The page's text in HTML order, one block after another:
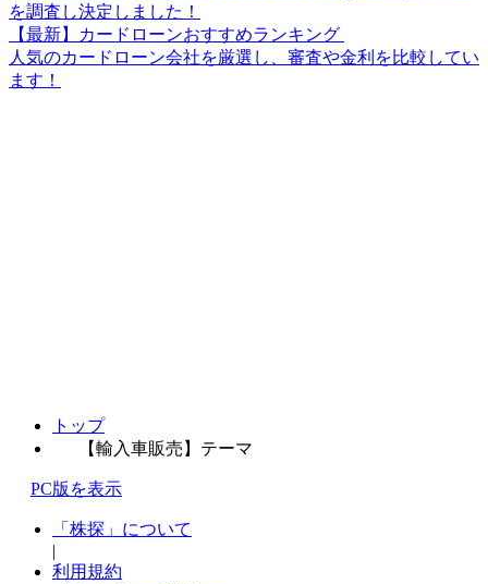
を調査し決定しました！
【最新】カードローンおすすめランキング
人気のカードローン会社を厳選し、審査や金利を比較してい
ます！
トップ
【輸入車販売】テーマ
PC版を表示
「株探」について
|
利用規約